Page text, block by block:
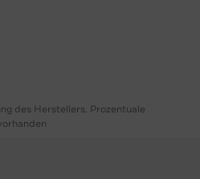
des Herstellers. Prozentuale